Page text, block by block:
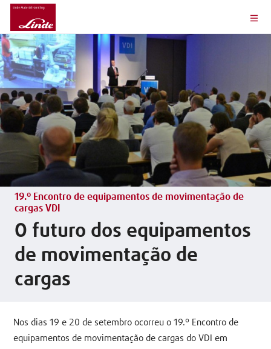
19.º Encontro de equipamentos de movimentação de
cargas VDI
O futuro dos equipamentos
de movimentação de
cargas
Nos dias 19 e 20 de setembro ocorreu o 19.º Encontro de
equipamentos de movimentação de cargas do VDI em